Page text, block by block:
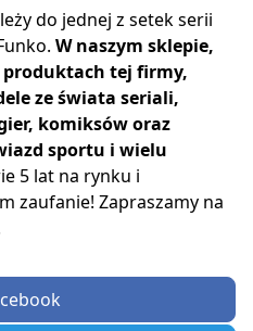
do jednej z setek serii
W naszym sklepie,
tej firmy,
ze świata seriali,
komiksów oraz
sportu i wielu
5 lat na rynku i
zaufanie! Zapraszamy na